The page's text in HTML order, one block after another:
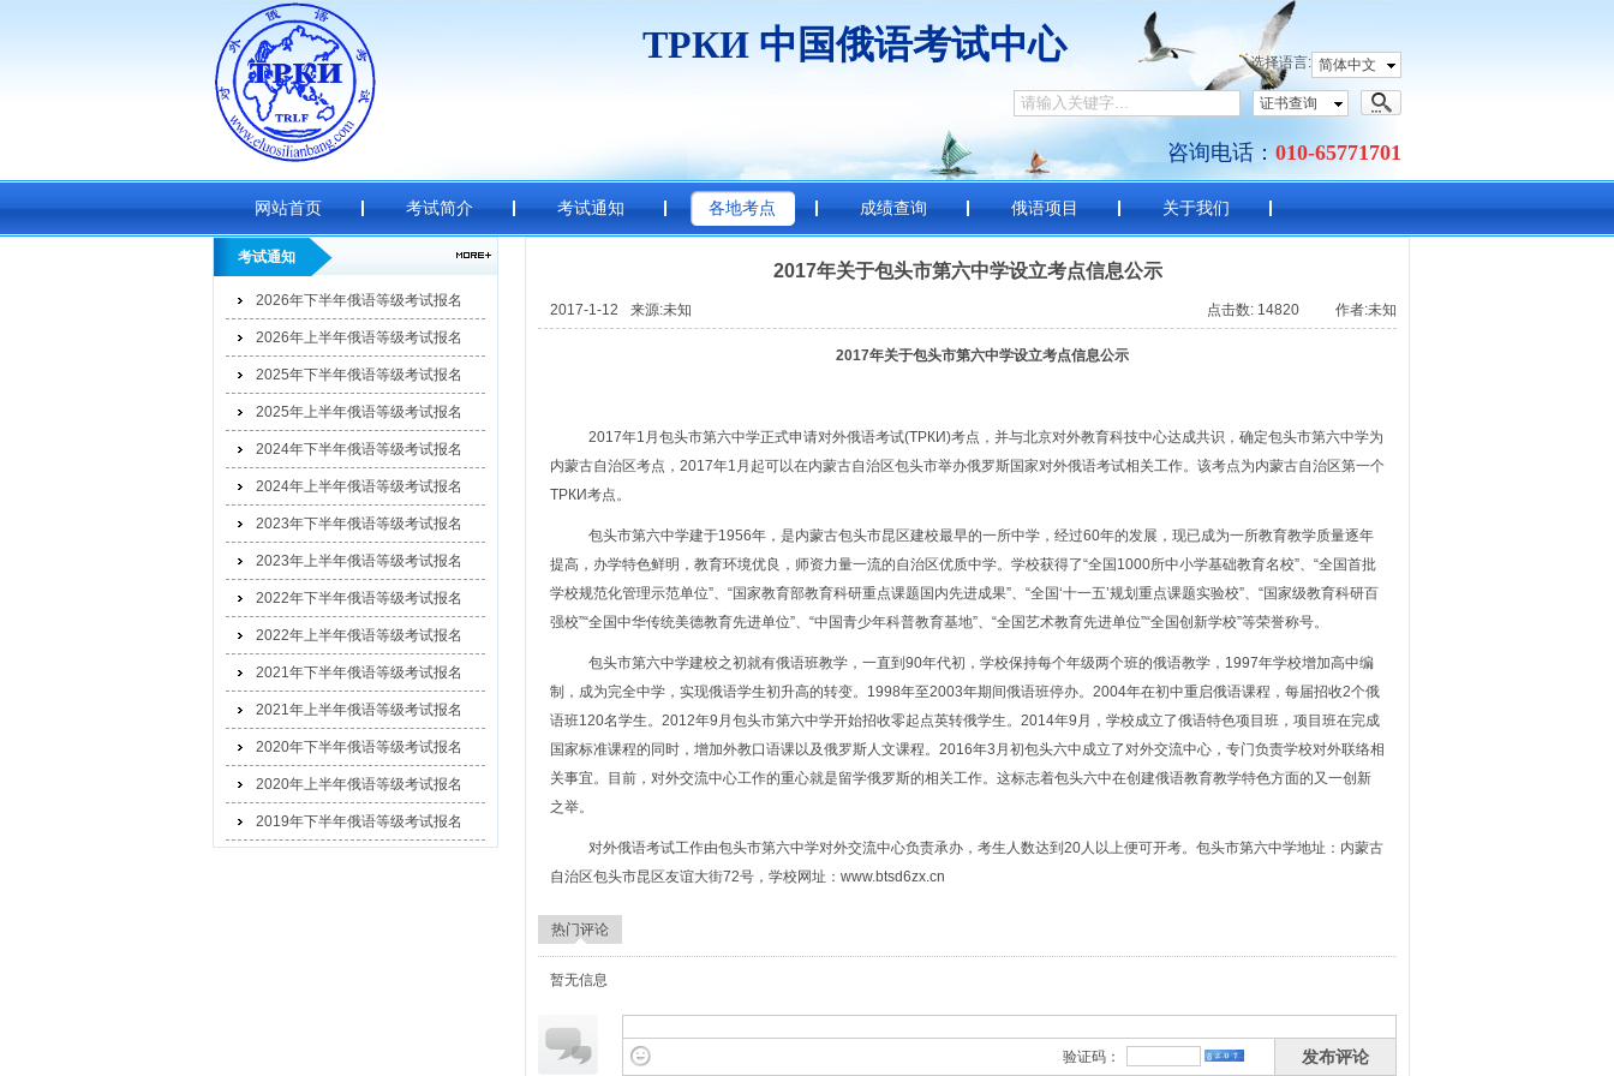
ТРКИ 中国俄语考试中心
咨询电话： 010-65771701
选择语言: 简体中文
证书查询
网站首页 考试简介 考试通知 各地考点 成绩查询 俄语项目 关于我们
考试通知
2026年下半年俄语等级考试报名
2026年上半年俄语等级考试报名
2025年下半年俄语等级考试报名
2025年上半年俄语等级考试报名
2024年下半年俄语等级考试报名
2024年上半年俄语等级考试报名
2023年下半年俄语等级考试报名
2023年上半年俄语等级考试报名
2022年下半年俄语等级考试报名
2022年上半年俄语等级考试报名
2021年下半年俄语等级考试报名
2021年上半年俄语等级考试报名
2020年下半年俄语等级考试报名
2020年上半年俄语等级考试报名
2019年下半年俄语等级考试报名
2017年关于包头市第六中学设立考点信息公示
2017-1-12 来源:未知 点击数: 14820 作者:未知
2017年关于包头市第六中学设立考点信息公示
2017年1月包头市第六中学正式申请对外俄语考试(ТРКИ)考点，并与北京对外教育科技中心达成共识，确定包头市第六中学为
内蒙古自治区考点，2017年1月起可以在内蒙古自治区包头市举办俄罗斯国家对外俄语考试相关工作。该考点为内蒙古自治区第一个
ТРКИ考点。
包头市第六中学建于1956年，是内蒙古包头市昆区建校最早的一所中学，经过60年的发展，现已成为一所教育教学质量逐年
提高，办学特色鲜明，教育环境优良，师资力量一流的自治区优质中学。学校获得了“全国1000所中小学基础教育名校”、“全国首批
学校规范化管理示范单位”、“国家教育部教育科研重点课题国内先进成果”、“全国‘十一五’规划重点课题实验校”、“国家级教育科研百
强校”“全国中华传统美德教育先进单位”、“中国青少年科普教育基地”、“全国艺术教育先进单位”“全国创新学校”等荣誉称号。
包头市第六中学建校之初就有俄语班教学，一直到90年代初，学校保持每个年级两个班的俄语教学，1997年学校增加高中编
制，成为完全中学，实现俄语学生初升高的转变。1998年至2003年期间俄语班停办。2004年在初中重启俄语课程，每届招收2个俄
语班120名学生。2012年9月包头市第六中学开始招收零起点英转俄学生。2014年9月，学校成立了俄语特色项目班，项目班在完成
国家标准课程的同时，增加外教口语课以及俄罗斯人文课程。2016年3月初包头六中成立了对外交流中心，专门负责学校对外联络相
关事宜。目前，对外交流中心工作的重心就是留学俄罗斯的相关工作。这标志着包头六中在创建俄语教育教学特色方面的又一创新
之举。
对外俄语考试工作由包头市第六中学对外交流中心负责承办，考生人数达到20人以上便可开考。包头市第六中学地址：内蒙古
自治区包头市昆区友谊大街72号，学校网址：www.btsd6zx.cn
热门评论
暂无信息
验证码： 发布评论